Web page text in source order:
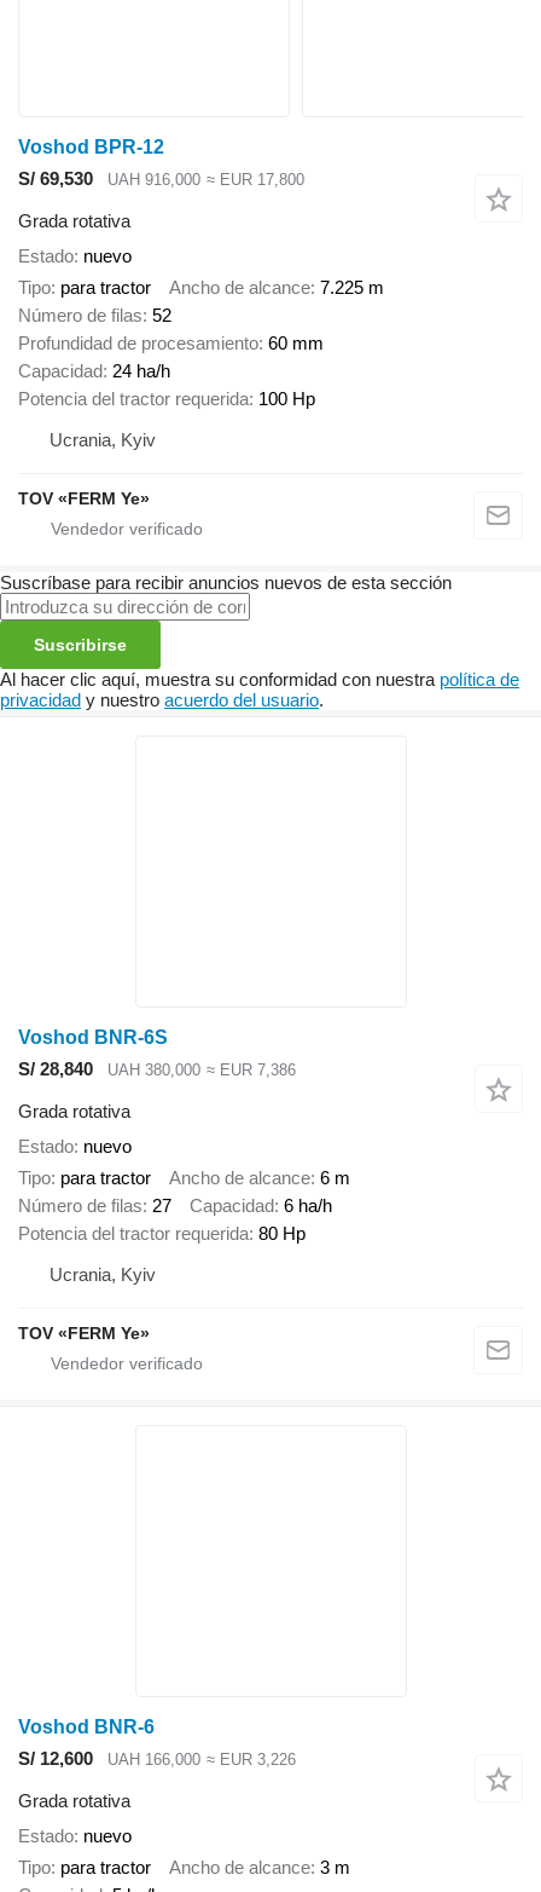
Voshod BPR-12
S/ 69,530
UAH 916,000 ≈ EUR 17,800
Grada rotativa
Estado nuevo
Tipo para tractor Ancho de alcance 7.225 m
Número de filas 52
Profundidad de procesamiento 60 mm
Capacidad 24 ha/h
Potencia del tractor requerida 100 Hp
Ucrania, Kyiv
TOV «FERM Ye»
Suscríbase para recibir anuncios nuevos de esta sección
Suscribirse
Al hacer clic aquí, muestra su conformidad con nuestra política de
privacidad y nuestro acuerdo del usuario.
Voshod BNR-6S
S/ 28,840
UAH 380,000 ≈ EUR 7,386
Grada rotativa
Estado nuevo
Tipo para tractor Ancho de alcance 6 m
Número de filas 27 Capacidad 6 ha/h
Potencia del tractor requerida 80 Hp
Ucrania, Kyiv
TOV «FERM Ye»
Voshod BNR-6
S/ 12,600
UAH 166,000 ≈ EUR 3,226
Grada rotativa
Estado nuevo
Tipo para tractor Ancho de alcance 3 m